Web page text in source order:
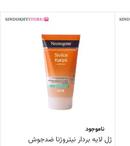
ناموجود
ژل لایه بردار نیتروژنا ضدجوش